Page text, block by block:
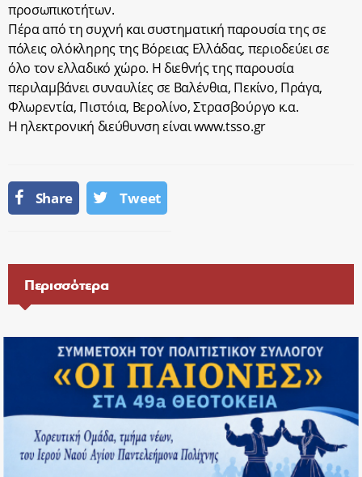
προσωπικοτήτων.
Πέρα από τη συχνή και συστηματική παρουσία της σε
πόλεις ολόκληρης της Βόρειας Ελλάδας, περιοδεύει σε
όλο τον ελλαδικό χώρο. Η διεθνής της παρουσία
περιλαμβάνει συναυλίες σε Βαλένθια, Πεκίνο, Πράγα,
Φλωρεντία, Πιστόια, Βερολίνο, Στρασβούργο κ.α.
Η ηλεκτρονική διεύθυνση είναι www.tsso.gr
Share Tweet
Περισσότερα